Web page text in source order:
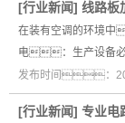
[行业新闻] 线路板
在装有空调的环境
电：生产设备
发布时间：
[行业新闻] 专业